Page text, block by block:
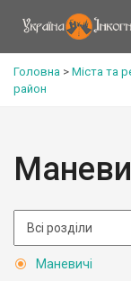
Головна > Міста та
район
Маневичі